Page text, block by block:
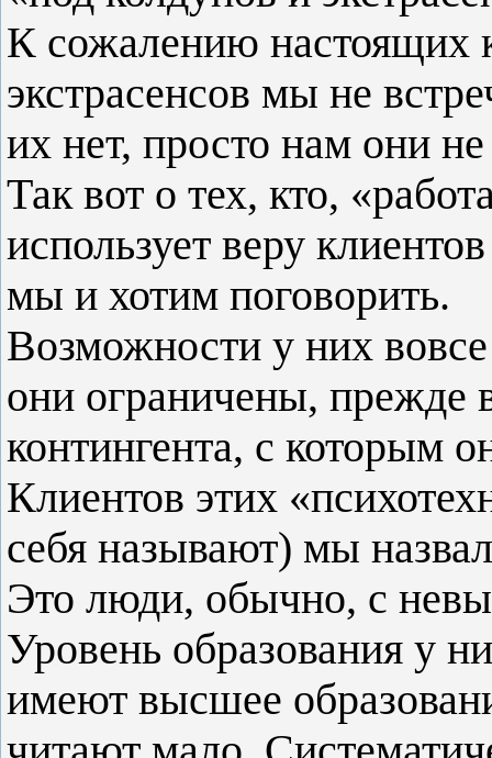
К сожалению настоящих
экстрасенсов мы не
их нет, просто нам они
Так вот о тех, кто,
использует веру
мы и хотим поговорить.
Возможности у них
они ограничены, прежде
контингента, с которым
Клиентов этих
себя называют) мы
Это люди, обычно, с
Уровень образования у
имеют высшее